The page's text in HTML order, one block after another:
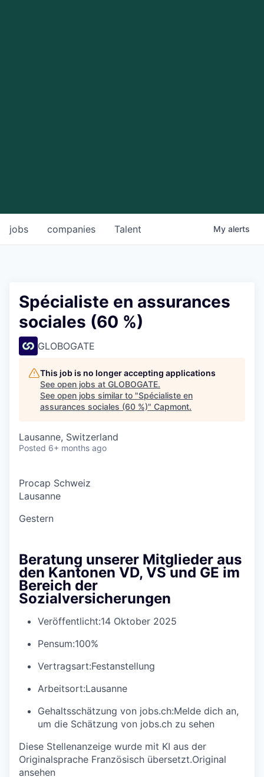
jobs companies Talent My alerts
Spécialiste en assurances
sociales (60 %)
GLOBOGATE
This job is no longer accepting applications
See open jobs at GLOBOGATE.
See open jobs similar to "Spécialiste en
assurances sociales (60 %)" Capmont.
Lausanne, Switzerland
Posted 6+ months ago
Procap Schweiz
Lausanne
Gestern
Beratung unserer Mitglieder aus
den Kantonen VD, VS und GE im
Bereich der
Sozialversicherungen
Veröffentlicht:14 Oktober 2025
Pensum:100%
Vertragsart:Festanstellung
Arbeitsort:Lausanne
Gehaltsschätzung von jobs.ch:Melde dich an,
um die Schätzung von jobs.ch zu sehen
Diese Stellenanzeige wurde mit KI aus der
Originalsprache Französisch übersetzt.Original
ansehen